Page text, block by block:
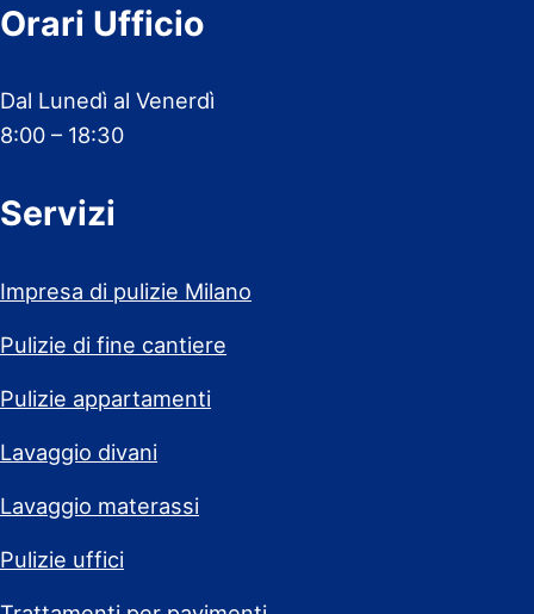
Orari Ufficio
Dal Lunedì al Venerdì
8:00 – 18:30
Servizi
Impresa di pulizie Milano
Pulizie di fine cantiere
Pulizie appartamenti
Lavaggio divani
Lavaggio materassi
Pulizie uffici